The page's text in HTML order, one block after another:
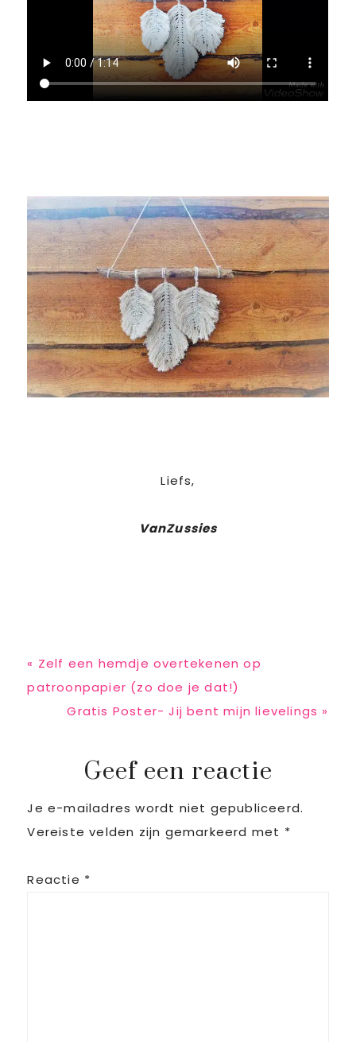
Liefs,
VanZussies
Previous
Post:
« Zelf een hemdje overtekenen op
patroonpapier (zo doe je dat!)
Next
Gratis Poster- Jij bent mijn lievelings »
Reader
Interactions
Geef een reactie
Je e-mailadres wordt niet gepubliceerd.
Vereiste velden zijn gemarkeerd met *
Reactie *